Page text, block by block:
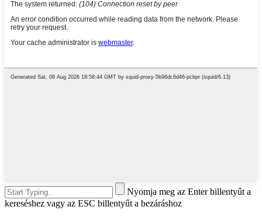
Nyomja meg az Enter billentyűt a
kereséshez vagy az ESC billentyűt a bezáráshoz